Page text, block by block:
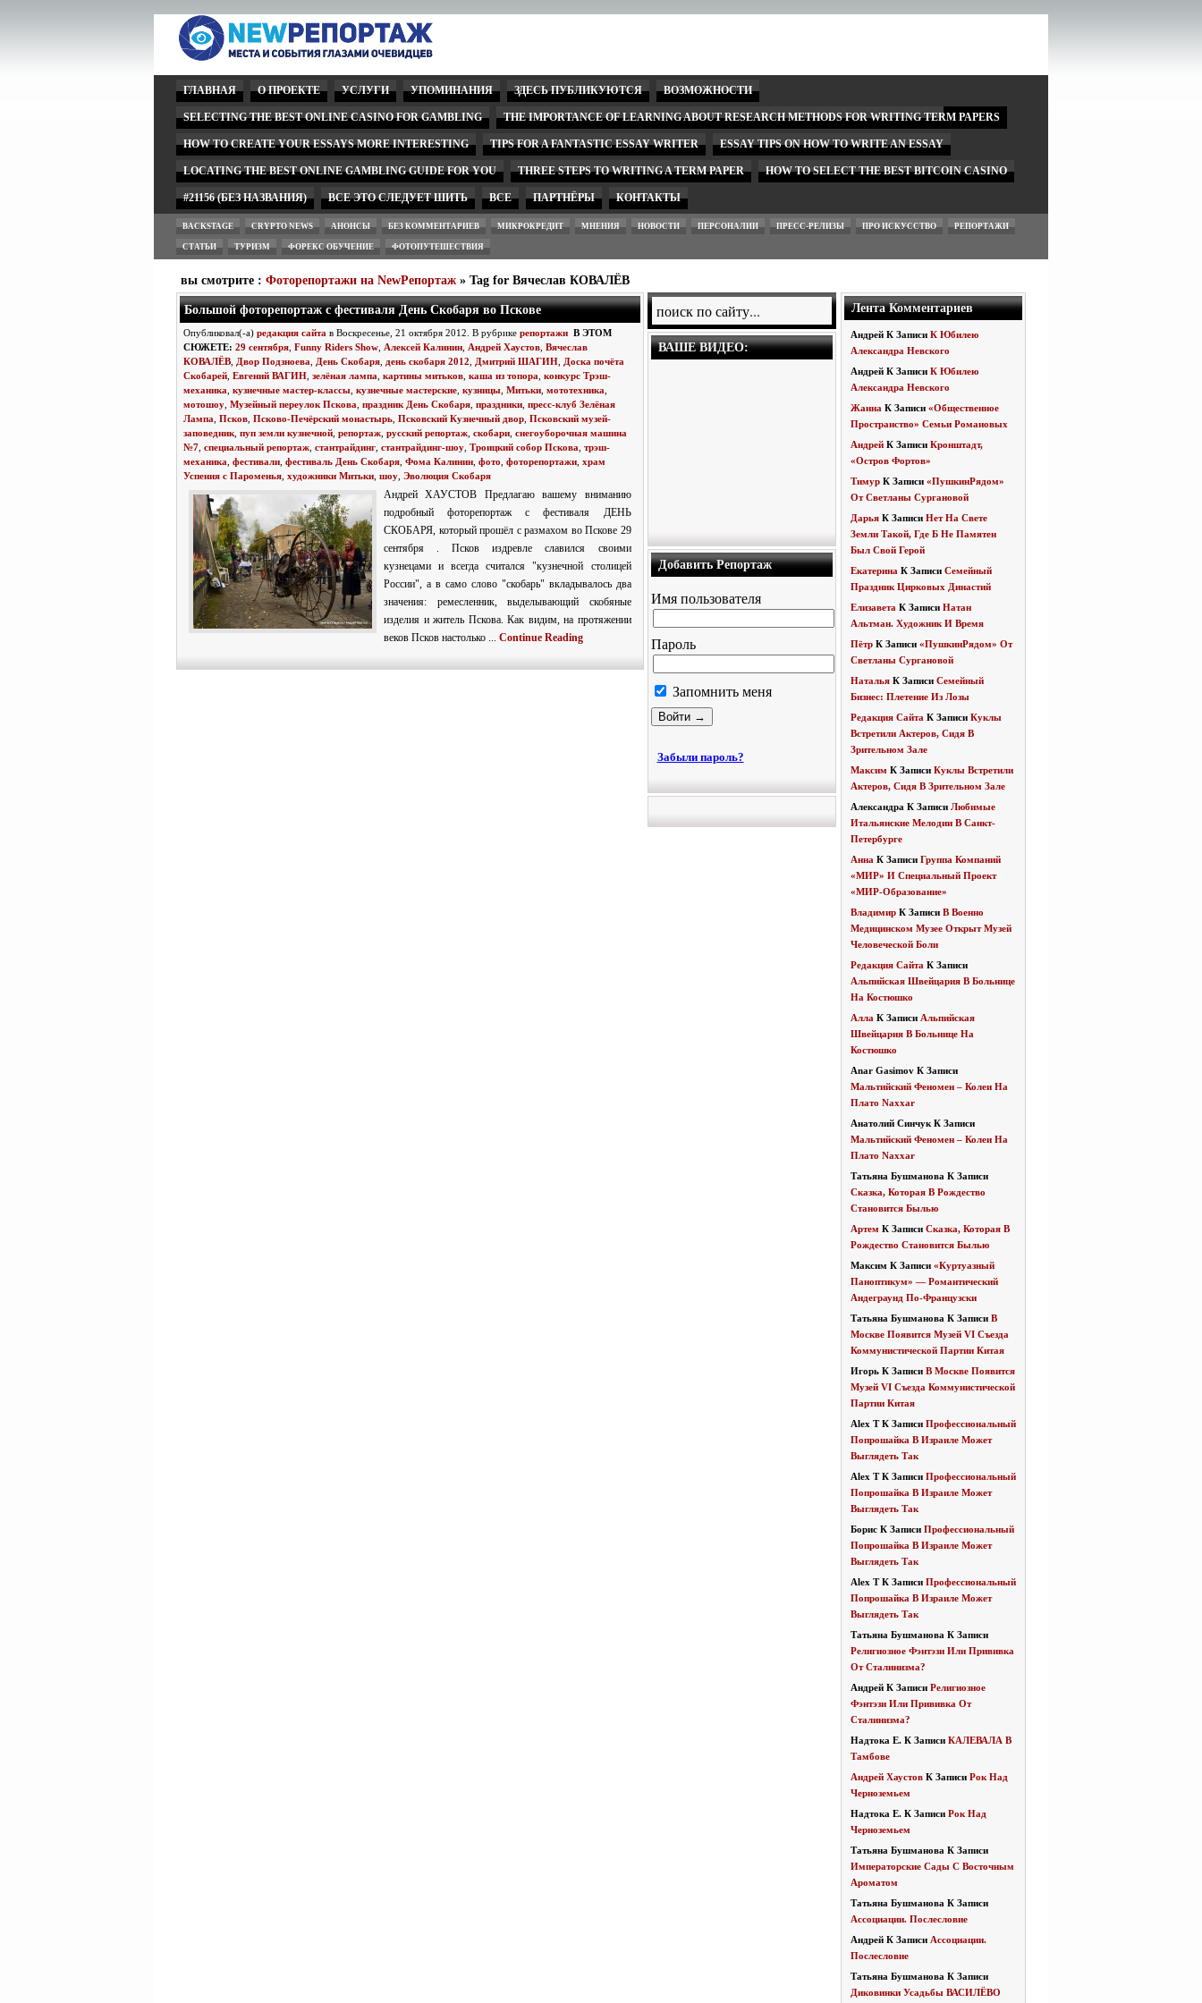
ГЛАВНАЯ О ПРОЕКТЕ УСЛУГИ УПОМИНАНИЯ ЗДЕСЬ ПУБЛИКУЮТСЯ ВОЗМОЖНОСТИ
SELECTING THE BEST ONLINE CASINO FOR GAMBLING THE IMPORTANCE OF LEARNING ABOUT RESEARCH METHODS FOR WRITING TERM PAPERS
HOW TO CREATE YOUR ESSAYS MORE INTERESTING TIPS FOR A FANTASTIC ESSAY WRITER ESSAY TIPS ON HOW TO WRITE AN ESSAY
LOCATING THE BEST ONLINE GAMBLING GUIDE FOR YOU THREE STEPS TO WRITING A TERM PAPER HOW TO SELECT THE BEST BITCOIN CASINO
#21156 (БЕЗ НАЗВАНИЯ) ВСЕ ЭТО СЛЕДУЕТ ШИТЬ ВСЕ ПАРТНЁРЫ КОНТАКТЫ
BACKSTAGE CRYPTO NEWS АНОНСЫ БЕЗ КОММЕНТАРИЕВ МИКРОКРЕДИТ МНЕНИЯ НОВОСТИ ПЕРСОНАЛИИ ПРЕСС-РЕЛИЗЫ ПРО ИСКУССТВО РЕПОРТАЖИ
СТАТЬИ ТУРИЗМ ФОРЕКС ОБУЧЕНИЕ ФОТОПУТЕШЕСТВИЯ
вы смотрите : Фоторепортажи на NewРепортаж » Tag for Вячеслав КОВАЛЁВ
Большой фоторепортаж с фестиваля День Скобаря во Пскове
Опубликовал(-а) редакция сайта в Воскресенье, 21 октября 2012. В рубрике репортажи В ЭТОМ
СЮЖЕТЕ: 29 сентября Funny Riders Show Алексей Калинин Андрей Хаустов Вячеслав
КОВАЛЁВ Двор Подзноева День Скобаря день скобаря 2012 Дмитрий ШАГИН Доска почёта
Скобарей Евгений ВАГИН зелёная лампа картины митьков каша из топора конкурс Трэш-
механика кузнечные мастер-классы кузнечные мастерские кузницы Митьки мототехника
мотошоу Музейный переулок Пскова праздник День Скобаря праздники пресс-клуб Зелёная
Лампа Псков Псково-Печёрский монастырь Псковский Кузнечный двор Псковский музей-
заповедник пуп земли кузнечной репортаж русский репортаж скобари снегоуборочная машина
№7 специальный репортаж стантрайдинг стантрайдинг-шоу Троицкий собор Пскова трэш-
механика фестивали фестиваль День Скобаря Фома Калинин фото фоторепортажи храм
Успения с Пароменья художники Митьки шоу Эволюция Скобаря
Андрей ХАУСТОВ Предлагаю вашему вниманию
подробный фоторепортаж с фестиваля ДЕНЬ
СКОБАРЯ, который прошёл с размахом во Пскове 29
сентября . Псков издревле славился своими
кузнецами и всегда считался "кузнечной столицей
России", а в само слово "скобарь" вкладывалось два
значения: ремесленник, выделывающий скобяные
изделия и житель Пскова. Как видим, на протяжении
веков Псков настолько ... Continue Reading
ВАШЕ ВИДЕО:
Добавить Репортаж
Имя пользователя
Пароль
Запомнить меня
Забыли пароль?
Лента Комментариев
АндрейК Записи К Юбилею
Александра Невского
АндрейК Записи К Юбилею
Александра Невского
Жанна К Записи «Общественное
Пространство» Семьи Романовых
АндрейК Записи Кронштадт,
«Остров Фортов»
ТимурК Записи «ПушкинРядом»
От Светланы Сургановой
ДарьяК Записи Нет На Свете
Земли Такой, Где Б Не Памятен
Был Свой Герой
Екатерина К Записи Семейный
Праздник Цирковых Династий
Елизавета К Записи Натан
Альтман. Художник И Время
ПётрК Записи «ПушкинРядом» От
Светланы Сургановой
НатальяК Записи Семейный
Бизнес: Плетение Из Лозы
Редакция Сайта К Записи Куклы
Встретили Актеров, Сидя В
Зрительном Зале
Максим К Записи Куклы Встретили
Актеров, Сидя В Зрительном Зале
Александра К Записи Любимые
Итальянские Мелодии В Санкт-
Петербурге
Анна К Записи Группа Компаний
«МИР» И Специальный Проект
«МИР-Образование»
ВладимирК Записи В Военно
Медицинском Музее Открыт Музей
Человеческой Боли
Редакция Сайта К Записи
Альпийская Швейцария В Больнице
На Костюшко
Алла К Записи Альпийская
Швейцария В Больнице На
Костюшко
Anar GasimovК Записи
Мальтийский Феномен – Колеи На
Плато Naxxar
Анатолий СинчукК Записи
Мальтийский Феномен – Колеи На
Плато Naxxar
Татьяна Бушманова К Записи
Сказка, Которая В Рождество
Становится Былью
Артем К Записи Сказка, Которая В
Рождество Становится Былью
Максим К Записи «Куртуазный
Паноптикум» — Романтический
Андеграунд По-Французски
Татьяна Бушманова К Записи В
Москве Появится Музей VI Съезда
Коммунистической Партии Китая
ИгорьК Записи В Москве Появится
Музей VI Съезда Коммунистической
Партии Китая
Alex TК Записи Профессиональный
Попрошайка В Израиле Может
Выглядеть Так
Alex TК Записи Профессиональный
Попрошайка В Израиле Может
Выглядеть Так
БорисК Записи Профессиональный
Попрошайка В Израиле Может
Выглядеть Так
Alex TК Записи Профессиональный
Попрошайка В Израиле Может
Выглядеть Так
Татьяна Бушманова К Записи
Религиозное Фэнтэзи Или Прививка
От Сталинизма?
АндрейК Записи Религиозное
Фэнтэзи Или Прививка От
Сталинизма?
Надтока Е.К Записи КАЛЕВАЛА В
Тамбове
Андрей ХаустовК Записи Рок Над
Черноземьем
Надтока Е.К Записи Рок Над
Черноземьем
Татьяна Бушманова К Записи
Императорские Сады С Восточным
Ароматом
Татьяна Бушманова К Записи
Ассоциации. Послесловие
АндрейК Записи Ассоциации.
Послесловие
Татьяна Бушманова К Записи
Диковинки Усадьбы ВАСИЛЁВО